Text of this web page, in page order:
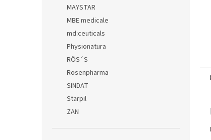
MAYSTAR
MBE medicale
md:ceuticals
Physionatura
RÖS´S
Rosenpharma
SINDAT
Starpil
ZAN